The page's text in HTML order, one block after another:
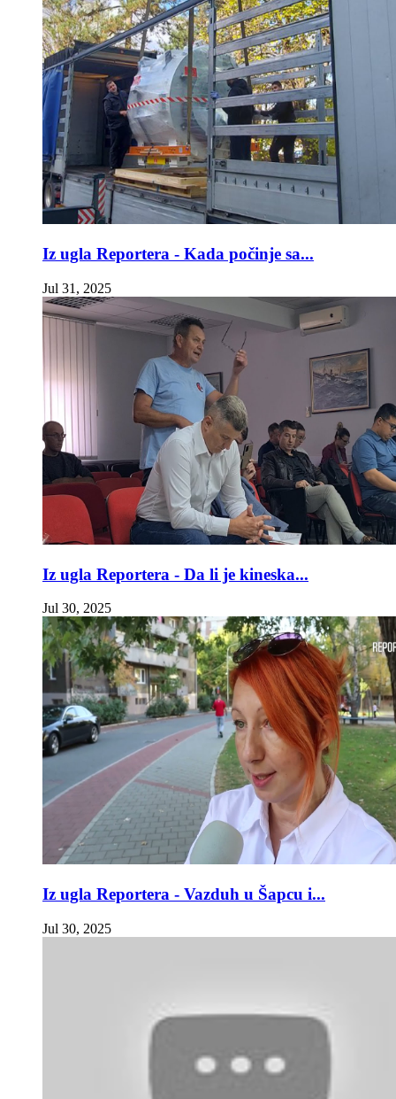
Iz ugla Reportera - Kada počinje sa...
Jul 31, 2025
Iz ugla Reportera - Da li je kineska...
Jul 30, 2025
Iz ugla Reportera - Vazduh u Šapcu i...
Jul 30, 2025